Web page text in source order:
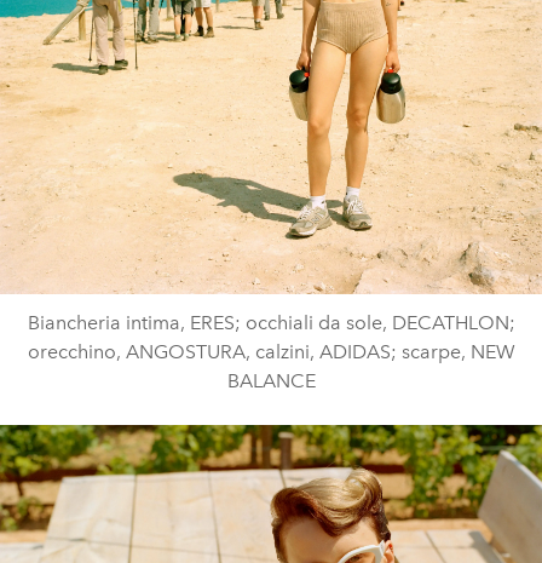
Biancheria intima, ERES; occhiali da sole, DECATHLON;
orecchino, ANGOSTURA, calzini, ADIDAS; scarpe, NEW
BALANCE